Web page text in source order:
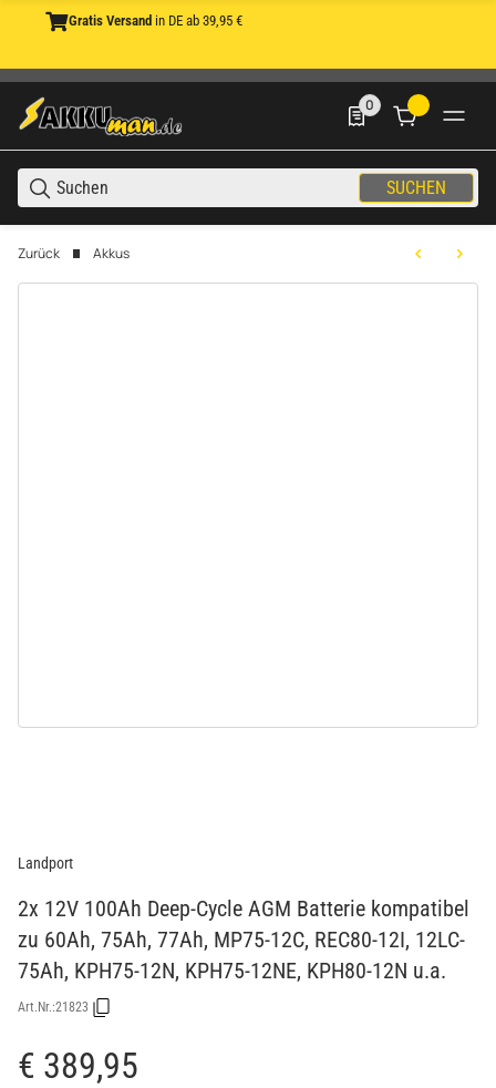
Gratis Versand in DE ab 39,95 €
SUCHEN
0
0 Produkte in der
Zurück Akkus
Landport
2x 12V 100Ah Deep-Cycle AGM Batterie kompatibel
zu 60Ah, 75Ah, 77Ah, MP75-12C, REC80-12I, 12LC-
75Ah, KPH75-12N, KPH75-12NE, KPH80-12N u.a.
Art.Nr.:21823
€ 389,95